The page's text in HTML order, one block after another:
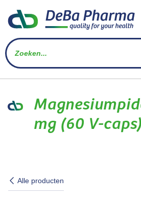
Alle producten
mg (60 V-caps)